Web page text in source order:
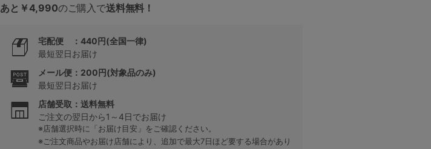
あと￥4,990のご購入で送料無料！
宅配便 ：440円(全国一律)
最短翌日お届け
メール便：200円(対象品のみ)
最短翌日お届け
店舗受取：送料無料
ご注文の翌日から1～4日でお届け
※店舗選択時に「お届け目安」をご確認ください。
※ご注文商品やお届け店舗により、追加で最大7日ほど要する場合があり